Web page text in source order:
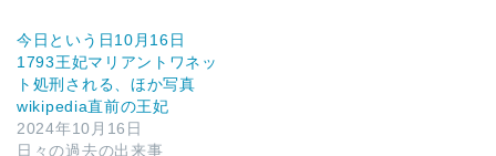
今日という日10月16日
1793王妃マリアントワネッ
ト処刑される、ほか写真
wikipedia直前の王妃
2024年10月16日
日々の過去の出来事